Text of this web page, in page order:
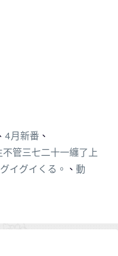
4月新番 、
管三七二十一纏了上
イグイくる。 、 動